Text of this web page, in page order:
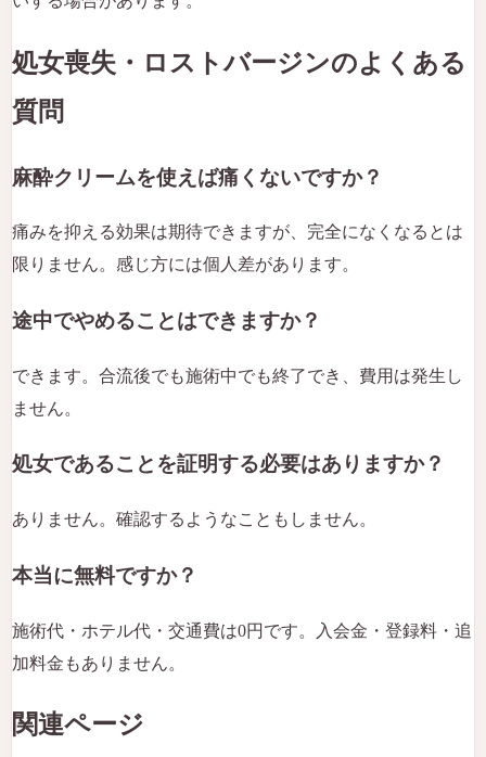
処女喪失・ロストバージンのよくある
質問
麻酔クリームを使えば痛くないですか？
痛みを抑える効果は期待できますが、完全になくなるとは
限りません。感じ方には個人差があります。
途中でやめることはできますか？
できます。合流後でも施術中でも終了でき、費用は発生し
ません。
処女であることを証明する必要はありますか？
ありません。確認するようなこともしません。
本当に無料ですか？
施術代・ホテル代・交通費は0円です。入会金・登録料・追
加料金もありません。
関連ページ